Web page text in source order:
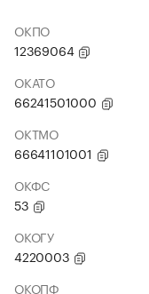
ОКПО
12369064
ОКАТО
66241501000
ОКТМО
66641101001
ОКФС
53
ОКОГУ
4220003
ОКОПФ